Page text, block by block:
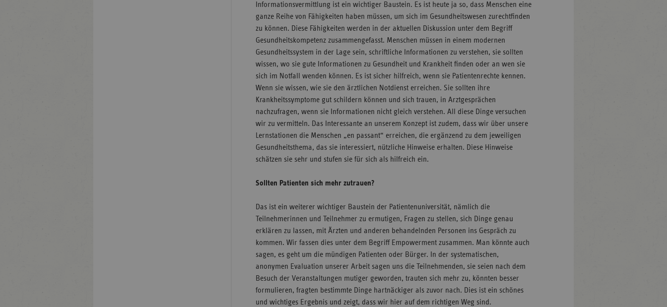
Informationsvermittlung ist ein wichtiger Baustein. Es ist heute ja so, dass Menschen eine
ganze Reihe von Fähigkeiten haben müssen, um sich im Gesundheitswesen zurechtfinden
zu können. Diese Fähigkeiten werden in der aktuellen Diskussion unter dem Begriff
Gesundheitskompetenz zusammengefasst. Menschen müssen in einem modernen
Gesundheitssystem in der Lage sein, schriftliche Informationen zu verstehen, sie sollten
wissen, wo sie gute Informationen zu Gesundheit und Krankheit finden oder an wen sie
sich im Notfall wenden können. Es ist sicher hilfreich, wenn sie Patientenrechte kennen.
Wenn sie wissen, wie sie den ärztlichen Notdienst erreichen. Sie sollten ihre
Krankheitssymptome gut schildern können und sich trauen, in Arztgesprächen
nachzufragen, wenn sie Informationen nicht gleich verstehen. All diese Dinge versuchen
wir zu vermitteln. Das Interessante an unserem Konzept ist zudem, dass wir über unsere
Lernstationen die Menschen „en passant“ erreichen, die ergänzend zu dem jeweiligen
Gesundheitsthema, das sie interessiert, nützliche Hinweise erhalten. Diese Hinweise
schätzen sie sehr und stufen sie für sich als hilfreich ein.
Sollten Patienten sich mehr zutrauen?
Das ist ein weiterer wichtiger Baustein der Patientenuniversität, nämlich die
Teilnehmerinnen und Teilnehmer zu ermutigen, Fragen zu stellen, sich Dinge genau
erklären zu lassen, mit Ärzten und anderen behandelnden Personen ins Gespräch zu
kommen. Wir fassen dies unter dem Begriff Empowerment zusammen. Man könnte auch
sagen, es geht um die mündigen Patienten oder Bürger. In der systematischen,
anonymen Evaluation unserer Arbeit sagen uns die Teilnehmenden, sie seien nach dem
Besuch der Veranstaltungen mutiger geworden, trauten sich mehr zu, könnten besser
formulieren, fragten bestimmte Dinge hartnäckiger als zuvor nach. Dies ist ein schönes
und wichtiges Ergebnis und zeigt, dass wir hier auf dem richtigen Weg sind.